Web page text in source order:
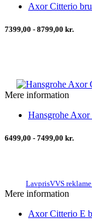
Axor Citterio
7399,00 - 8799,00 kr.
Mere information
Hansgrohe Axor
6499,00 - 7499,00 kr.
LavprisVVS reklame
Mere information
Axor Citterio E